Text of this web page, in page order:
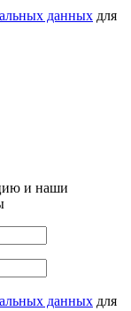
данных для
и наши
данных для